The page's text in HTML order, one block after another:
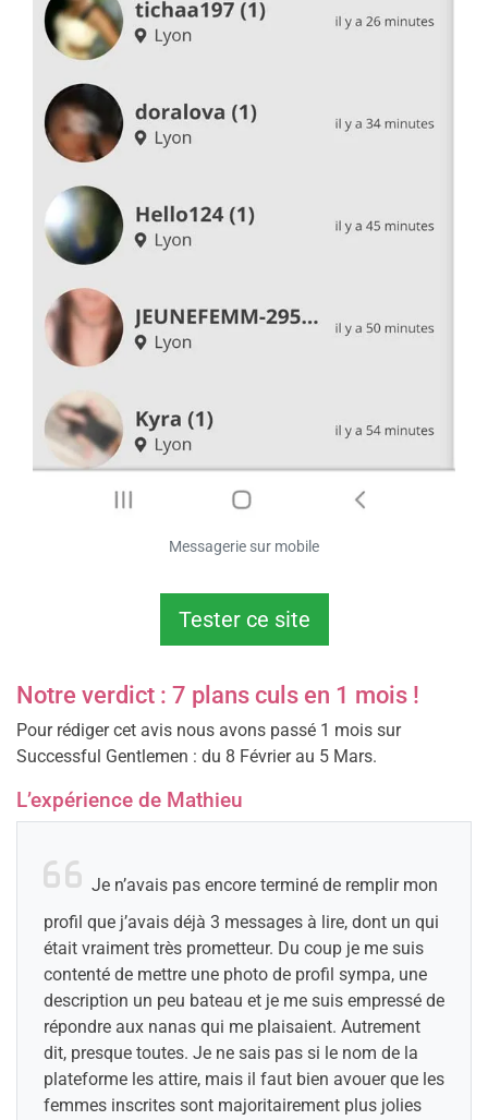
Messagerie sur mobile
Tester ce site
Notre verdict : 7 plans culs en 1 mois !
Pour rédiger cet avis nous avons passé 1 mois sur
Successful Gentlemen : du 8 Février au 5 Mars.
L’expérience de Mathieu
Je n’avais pas encore terminé de remplir mon
profil que j’avais déjà 3 messages à lire, dont un qui
était vraiment très prometteur. Du coup je me suis
contenté de mettre une photo de profil sympa, une
description un peu bateau et je me suis empressé de
répondre aux nanas qui me plaisaient. Autrement
dit, presque toutes. Je ne sais pas si le nom de la
plateforme les attire, mais il faut bien avouer que les
femmes inscrites sont majoritairement plus jolies